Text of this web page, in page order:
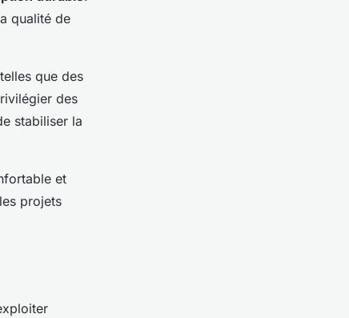
qualité de
que des
des
stabiliser la
et
projets